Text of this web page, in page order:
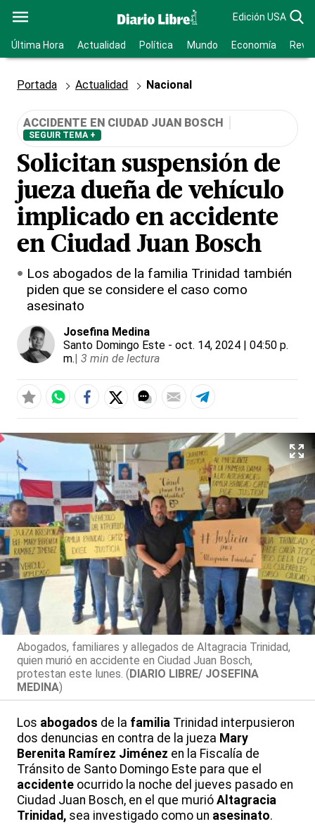
Edición USA
Última Hora Actualidad Política Mundo Economía
Portada Actualidad Nacional
ACCIDENTE EN CIUDAD JUAN BOSCH
SEGUIR TEMA +
Solicitan suspensión de
jueza dueña de vehículo
implicado en accidente
en Ciudad Juan Bosch
Los abogados de la familia Trinidad también
piden que se considere el caso como
asesinato
Josefina Medina
Santo Domingo Este - oct. 14, 2024 | 04:50 p.
m.| 3 min de lectura
Abogados, familiares y allegados de Altagracia Trinidad,
quien murió en accidente en Ciudad Juan Bosch,
protestan este lunes. (DIARIO LIBRE/ JOSEFINA
MEDINA)
Los abogados de la familia Trinidad interpusieron
dos denuncias en contra de la jueza Mary
Berenita Ramírez Jiménez en la Fiscalía de
Tránsito de Santo Domingo Este para que el
accidente ocurrido la noche del jueves pasado en
Ciudad Juan Bosch, en el que murió Altagracia
Trinidad, sea investigado como un asesinato.